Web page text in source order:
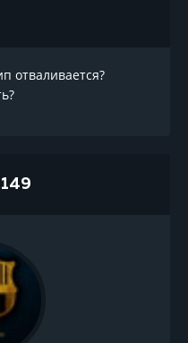
отваливается?